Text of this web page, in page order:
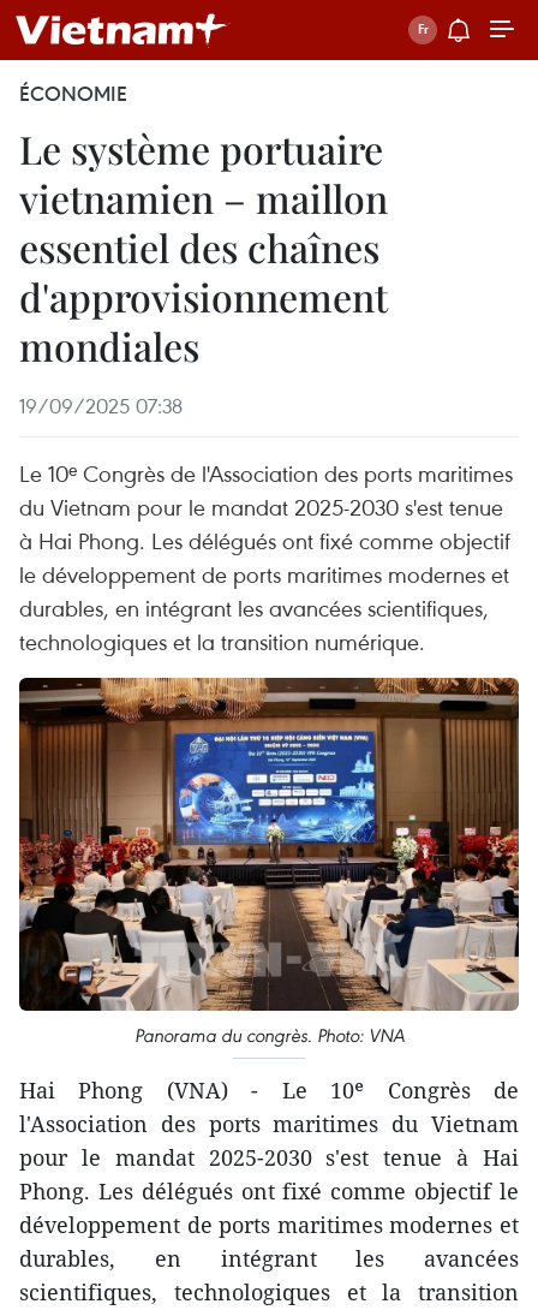
ÉCONOMIE
Le système portuaire
vietnamien – maillon
essentiel des chaînes
d'approvisionnement
mondiales
19/09/2025 07:38
Le 10ᵉ Congrès de l'Association des ports maritimes
du Vietnam pour le mandat 2025-2030 s'est tenue
à Hai Phong. Les délégués ont fixé comme objectif
le développement de ports maritimes modernes et
durables, en intégrant les avancées scientifiques,
technologiques et la transition numérique.
Panorama du congrès. Photo: VNA
Hai Phong (VNA) - Le 10ᵉ Congrès de
l'Association des ports maritimes du Vietnam
pour le mandat 2025-2030 s'est tenue à Hai
Phong. Les délégués ont fixé comme objectif le
développement de ports maritimes modernes et
durables, en intégrant les avancées
scientifiques, technologiques et la transition